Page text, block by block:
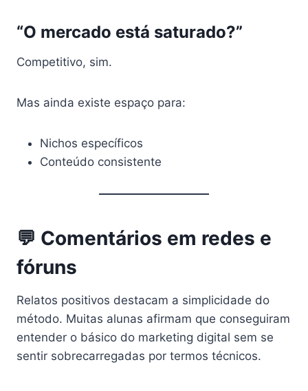
“O mercado está saturado?”
Competitivo, sim.
Mas ainda existe espaço para:
Nichos específicos
Conteúdo consistente
💬 Comentários em redes e
fóruns
Relatos positivos destacam a simplicidade do
método. Muitas alunas afirmam que conseguiram
entender o básico do marketing digital sem se
sentir sobrecarregadas por termos técnicos.